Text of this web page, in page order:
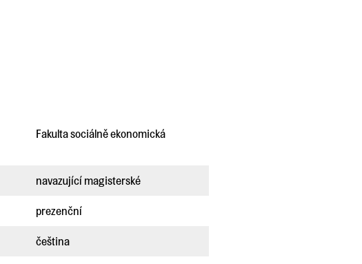
Fakulta sociálně ekonomická
navazující magisterské
prezenční
čeština